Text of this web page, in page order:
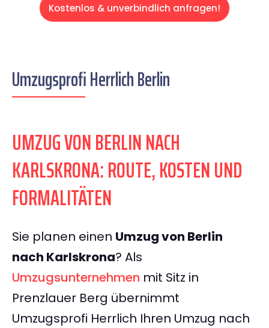
Kostenlos & unverbindlich anfragen!
Umzugsprofi Herrlich Berlin
UMZUG VON BERLIN NACH
KARLSKRONA: ROUTE, KOSTEN UND
FORMALITÄTEN
Sie planen einen Umzug von Berlin
nach Karlskrona? Als
Umzugsunternehmen mit Sitz in
Prenzlauer Berg übernimmt
Umzugsprofi Herrlich Ihren Umzug nach